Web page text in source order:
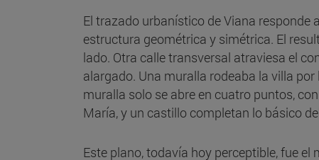
El trazado urbanístico de Viana responde
estructura geométrica y simétrica. El
lado. Otra calle transversal atraviesa el
alargado. Una muralla rodeaba la villa
muralla solo se abre en cuatro puntos,
María, y un castillo completan lo básico
Este plano, todavía hoy perceptible, fue